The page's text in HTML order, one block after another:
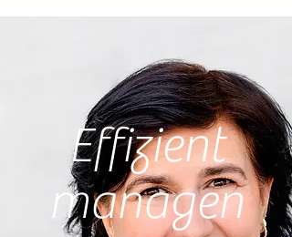
Effizient
managen